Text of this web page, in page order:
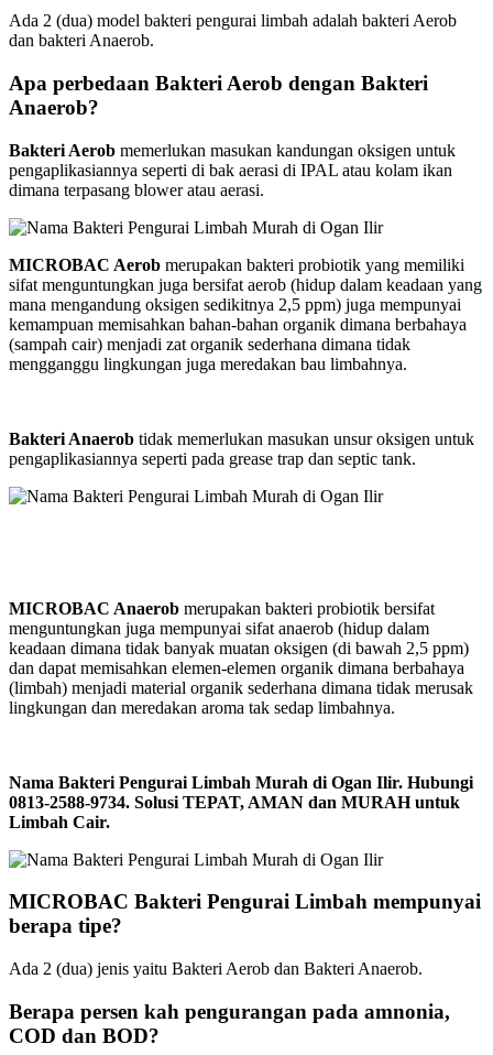
Ada 2 (dua) model bakteri pengurai limbah adalah bakteri Aerob
dan bakteri Anaerob.
Apa perbedaan Bakteri Aerob dengan Bakteri
Anaerob?
Bakteri Aerob memerlukan masukan kandungan oksigen untuk
pengaplikasiannya seperti di bak aerasi di IPAL atau kolam ikan
dimana terpasang blower atau aerasi.
MICROBAC Aerob merupakan bakteri probiotik yang memiliki
sifat menguntungkan juga bersifat aerob (hidup dalam keadaan yang
mana mengandung oksigen sedikitnya 2,5 ppm) juga mempunyai
kemampuan memisahkan bahan-bahan organik dimana berbahaya
(sampah cair) menjadi zat organik sederhana dimana tidak
mengganggu lingkungan juga meredakan bau limbahnya.
Bakteri Anaerob tidak memerlukan masukan unsur oksigen untuk
pengaplikasiannya seperti pada grease trap dan septic tank.
MICROBAC Anaerob merupakan bakteri probiotik bersifat
menguntungkan juga mempunyai sifat anaerob (hidup dalam
keadaan dimana tidak banyak muatan oksigen (di bawah 2,5 ppm)
dan dapat memisahkan elemen-elemen organik dimana berbahaya
(limbah) menjadi material organik sederhana dimana tidak merusak
lingkungan dan meredakan aroma tak sedap limbahnya.
Nama Bakteri Pengurai Limbah Murah di Ogan Ilir. Hubungi
0813-2588-9734. Solusi TEPAT, AMAN dan MURAH untuk
Limbah Cair.
MICROBAC Bakteri Pengurai Limbah mempunyai
berapa tipe?
Ada 2 (dua) jenis yaitu Bakteri Aerob dan Bakteri Anaerob.
Berapa persen kah pengurangan pada amnonia,
COD dan BOD?